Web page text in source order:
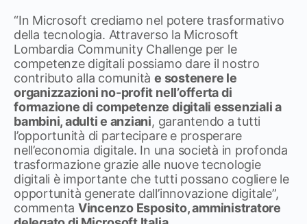
“In Microsoft crediamo nel potere trasformativo
della tecnologia. Attraverso la Microsoft
Lombardia Community Challenge per le
competenze digitali possiamo dare il nostro
contributo alla comunità e sostenere le
organizzazioni no-profit nell’offerta di
formazione di competenze digitali essenziali a
bambini, adulti e anziani, garantendo a tutti
l’opportunità di partecipare e prosperare
nell’economia digitale. In una società in profonda
trasformazione grazie alle nuove tecnologie
digitali è importante che tutti possano cogliere le
opportunità generate dall’innovazione digitale”,
commenta Vincenzo Esposito, amministratore